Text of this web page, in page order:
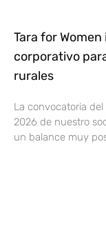
Tara for
corporativo
rurales
La convocatoria
2026 de nuestro
un balance muy